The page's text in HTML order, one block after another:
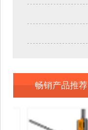
畅销产品推荐